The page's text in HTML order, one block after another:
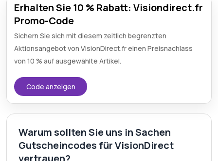
Erhalten Sie 10 % Rabatt: Visiondirect.fr
Promo-Code
Sichern Sie sich mit diesem zeitlich begrenzten
Aktionsangebot von VisionDirect.fr einen Preisnachlass
von 10 % auf ausgewählte Artikel.
Code anzeigen
Warum sollten Sie uns in Sachen
Gutscheincodes für VisionDirect
vertrauen?